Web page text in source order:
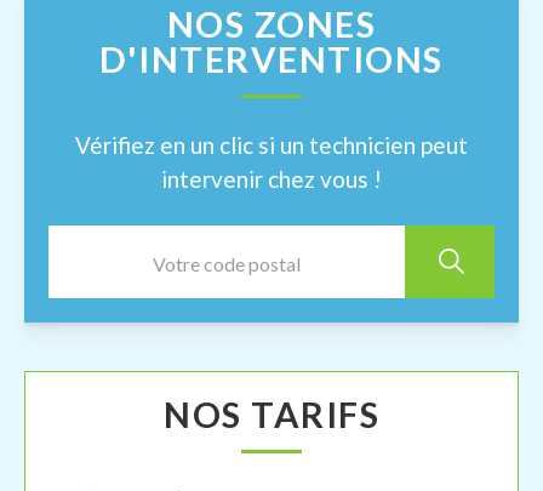
NOS ZONES
D'INTERVENTIONS
Vérifiez en un clic si un technicien peut
intervenir chez vous !
NOS TARIFS